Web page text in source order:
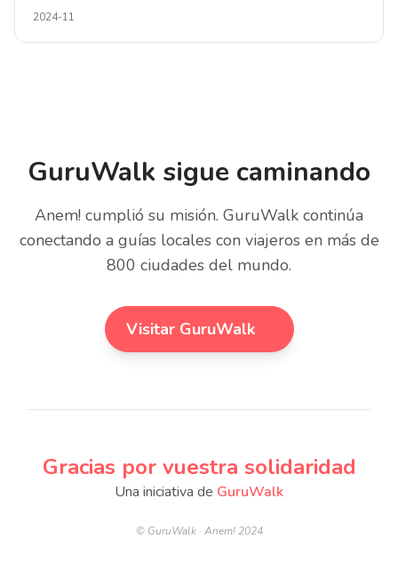
2024-11
GuruWalk sigue caminando
Anem! cumplió su misión. GuruWalk continúa
conectando a guías locales con viajeros en más de
800 ciudades del mundo.
Visitar GuruWalk
Gracias por vuestra solidaridad
Una iniciativa de GuruWalk
© GuruWalk · Anem! 2024